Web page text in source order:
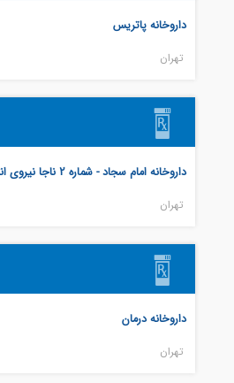
داروخانه پاتریس
تهران
داروخانه امام سجاد - شماره 2 ناجا نیروی انتظامی
تهران
داروخانه درمان
تهران